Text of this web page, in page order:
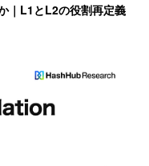
｜L1とL2の役割再定義